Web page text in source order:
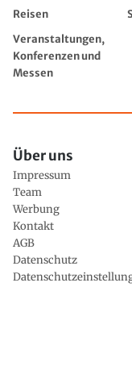
Reisen
Veranstaltungen,
Konferenzen und
Messen
Über uns
Impressum
Team
Werbung
Kontakt
AGB
Datenschutz